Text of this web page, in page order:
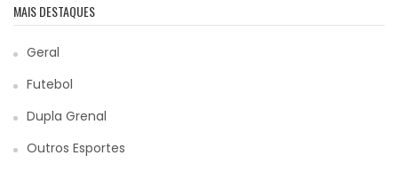
MAIS DESTAQUES
Geral
Futebol
Dupla Grenal
Outros Esportes